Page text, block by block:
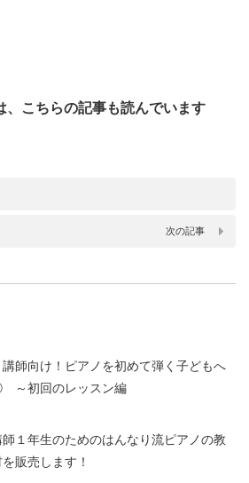
、こちらの記事も読んでいます
次の記事
師向け！ピアノを初めて弾く子どもへ
～初回のレッスン編
師１年生のためのはんなり流ピアノの教
販売します！